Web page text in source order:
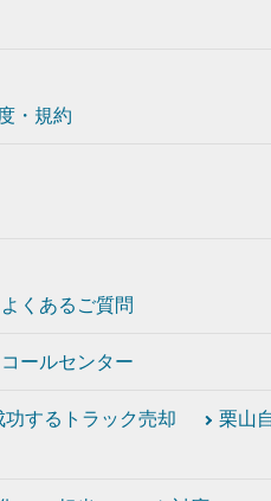
・規約
よくあるご質問
コールセンター
するトラック売却 栗山